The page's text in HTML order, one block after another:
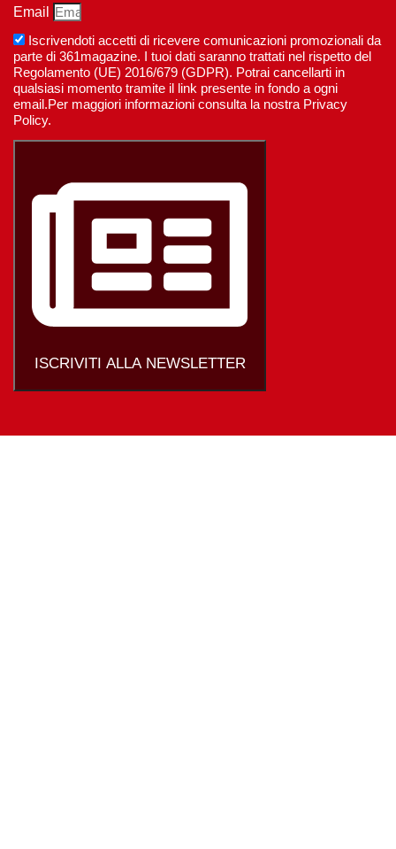
Email
Iscrivendoti accetti di ricevere comunicazioni promozionali da
parte di 361magazine. I tuoi dati saranno trattati nel rispetto del
Regolamento (UE) 2016/679 (GDPR). Potrai cancellarti in
qualsiasi momento tramite il link presente in fondo a ogni
email.Per maggiori informazioni consulta la nostra Privacy
Policy.
ISCRIVITI ALLA NEWSLETTER